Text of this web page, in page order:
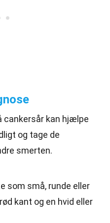
cankersår kan hjælpe
og tage de
smerten.
som små, runde eller
kant og en hvid eller